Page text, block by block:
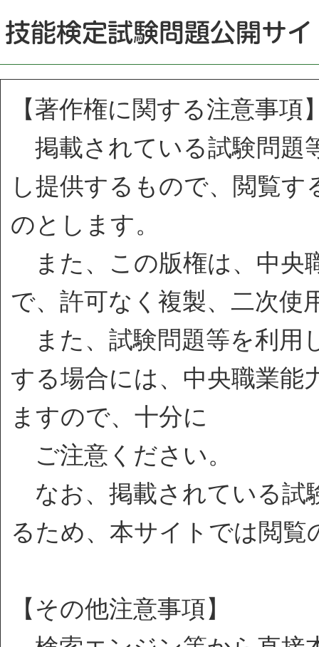
【著作権に関する注意事項
掲載されている試験問題
し提供するもので、閲覧
のとします。
また、この版権は、中央
で、許可なく複製、二次使
また、試験問題等を利用
する場合には、中央職業能
ますので、十分に
ご注意ください。
なお、掲載されている試
るため、本サイトでは閲
【その他注意事項】